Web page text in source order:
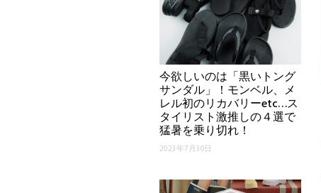
今欲しいのは「黒いトング
サンダル」！モンベル、メ
レル初のリカバリーetc…ス
タイリスト激推しの４選で
猛暑を乗り切れ！
2023年7月30日